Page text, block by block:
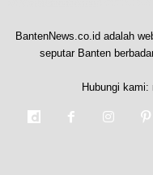
BantenNews.co.id adalah
seputar Banten
Hubungi kami: